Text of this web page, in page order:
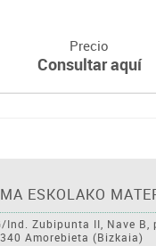
Precio
Consultar aquí
ESKOLAKO
Ind. Zubipunta II, Nave B,
Amorebieta (Bizkaia)